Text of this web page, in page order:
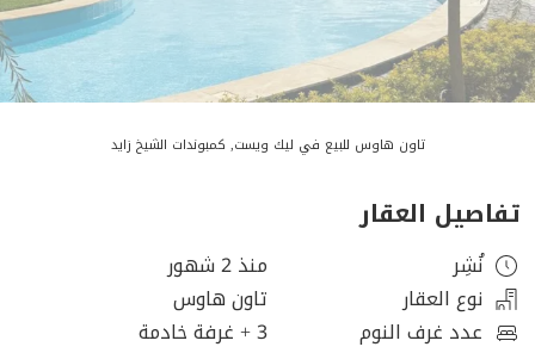
تاون هاوس للبيع في ليك ويست, كمبوندات الشيخ زايد
تفاصيل العقار
نُشِر
منذ 2 شهور
نوع العقار
تاون هاوس
عدد غرف النوم
3+ غرفة خادمة